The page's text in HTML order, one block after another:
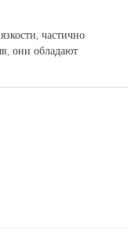
частично
они обладают